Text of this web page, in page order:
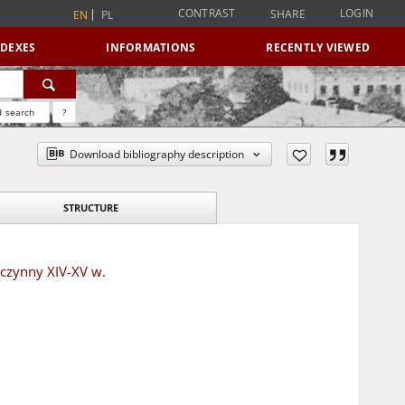
EN PL CONTRAST SHARE LOGIN
INFORMATIONS RECENTLY VIEWED
search ?
Download bibliography description
STRUCTURE
XIV-XV w.